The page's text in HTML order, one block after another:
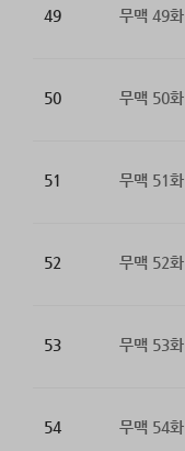
49 무맥 49화
50 무맥 50화
51 무맥 51화
52 무맥 52화
53 무맥 53화
54 무맥 54화